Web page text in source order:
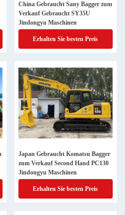
China Gebraucht Sany Bagger zum
Verkauf Gebraucht SY35U
Jindongyu Maschinen
Erhalten Sie besten Preis
Japan Gebraucht Komatsu Bagger
zum Verkauf Second Hand PC130
Jindongyu Maschinen
Erhalten Sie besten Preis